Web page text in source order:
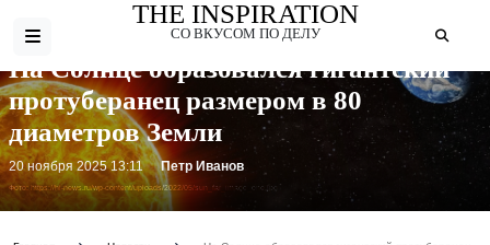
THE INSPIRATION
СО ВКУСОМ ПО ДЕЛУ
Фото: https://hi-news.ru/wp-content/uploads/2022/05/sun_far_image_one.jpg
На Солнце образовался гигантский
протуберанец размером в 80
диаметров Земли
20 ноября 2025 13:11 Петр Иванов